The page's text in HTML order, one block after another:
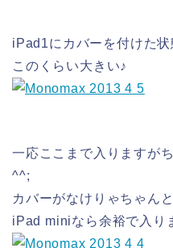
iPad1にカバーを付けた状
このくらい大きい♪
一応ここまで入りますが
^^;
カバーがなけりゃちゃん
iPad miniなら余裕で入り